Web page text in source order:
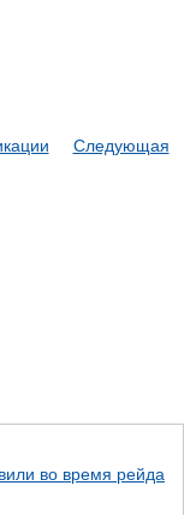
Следующая
во время рейда